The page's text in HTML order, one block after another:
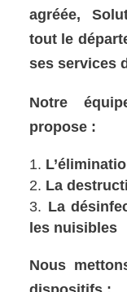
agréée,
tout le
ses services
Notre
propose :
La
La
les nuisibles
Nous